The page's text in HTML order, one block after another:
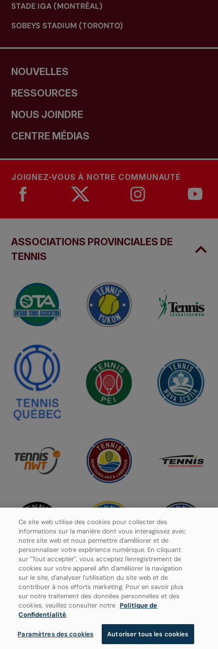
STADE IGA (MONTRÉAL)
SOBEYS STADIUM (TORONTO)
NOUVELLES
RESSOURCES
NOUS JOINDRE
CENTRE MÉDIAS
JOIGNEZ-VOUS À NOTRE COMMUNAUTÉ
ASSOCIATIONS PROVINCIALES DE
TENNIS
Politique de confidentialité
Paramètres des cookies
© 2026 Tennis Canada, tous droits réservés.
Ce site web utilise des cookies pour collecter des
informations sur la manière dont vous interagissez avec
notre site web et nous permettre d'améliorer et de
personnaliser votre expérience numérique. En cliquant
sur "Tout accepter", vous acceptez l'enregistrement de
cookies sur votre appareil afin d'améliorer la navigation
sur le site, d'analyser l'utilisation du site web et de
contribuer à nos efforts marketing. Pour en savoir plus
sur notre traitement des données personnelles et des
cookies, veuillez consulter notre Politique de
Confidentialité.
Paramètres des cookies Autoriser tous les cookies